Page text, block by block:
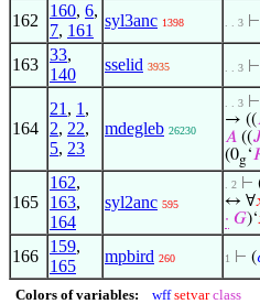
162
160, 6,
7, 161
syl3anc 1398 . . 3 ⊢
163
33,
140
sselid 3935 . . 3 ⊢
164
21 , 1 ,
2, 22,
5, 23
mdegleb 26230
. . 3 ⊢
→ ((
𝐴 ((𝐽
(0g‘
165
162,
163,
164
syl2anc 595
. 2 ⊢
↔ ∀
· 𝐺)‘
166
159,
165
mpbird 260 1 ⊢ (
Colors of variables: wff setvar class